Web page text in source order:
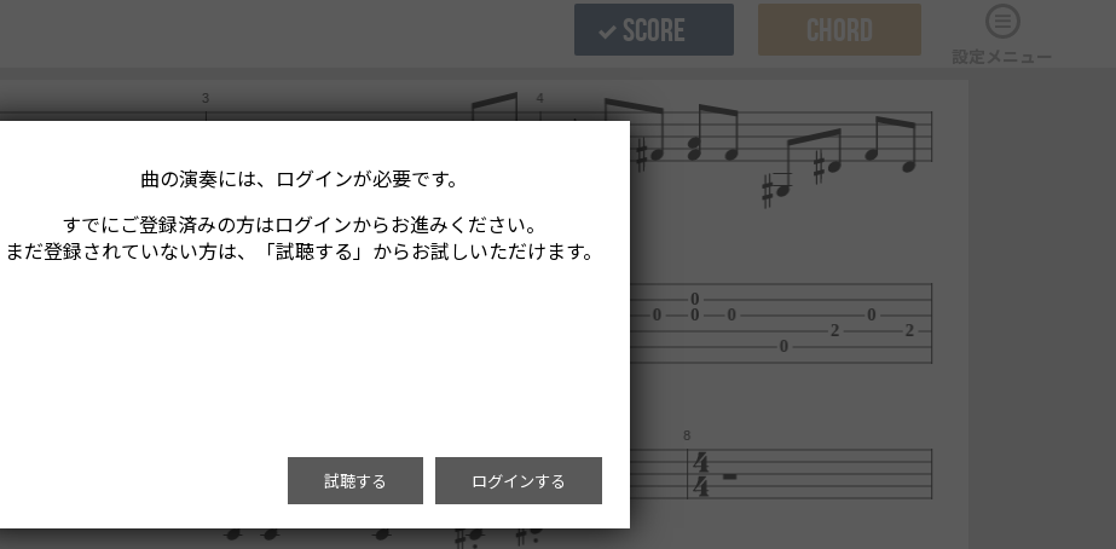
SCORE CHORD
曲の演奏には、ログインが必要です。
すでにご登録済みの方はログインからお進みください。
まだ登録されていない方は、「試聴する」からお試しいただけます。
試聴する ログインする